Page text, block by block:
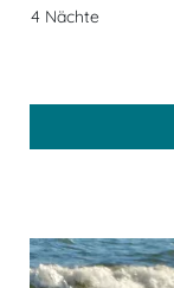
4 Nächte